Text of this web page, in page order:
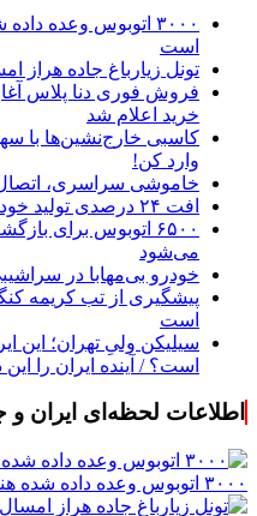
۳۰۰۰ اتوبوس وعده
است
تونل زیارباغ جاده هراز
فروش فوری دنا پلاس
خرید اعلام شد
وارد کن!
خاموشی سراسری، اتصال
افت ۲۴ درصدی تولید خودرو در کشور
۶۵۰۰ اتوبوس برای
می‌شود
خودرو بی‌مهابا در
پیشگیری از تب کریمه
است
است؟ / آینده ایران را
اطلاعات لحظه‌ای ایران و
۳۰۰۰ اتوبوس وعده داده شده هنوز وارد طرح اربعین نشده است